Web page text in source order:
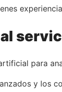
para
y los